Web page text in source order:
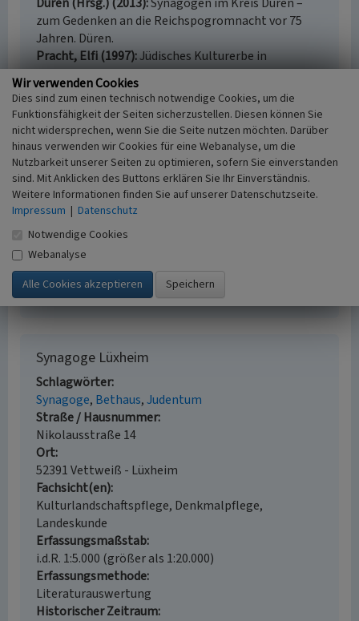
zum Gedenken an die Reichspogromnacht vor 75
Jahren. Düren.
Pracht, Elfi (1997) Jüdisches Kulturerbe in
Nordrhein-Westfalen, Teil I: Regierungsbezirk Köln.
(Beiträge zu den Bau- und Kunstdenkmälern im
Rheinland 34.1.) S. 129-131, Köln.
Reuter, Ursula (2014) Der Leuchter aus der Synagoge
in Vettweiß: zur Geschichte eines Objekts und seiner
Besitzer. In: Jahrbuch des Kreises Düren 2015, S. 97-
106. Düren. Online verfügbar:www.synagoge-
roedingen.lvr.de, Reuter 2015, abgerufen am
17.02.2023
Reuter, Ursula (2007)
frühen 19. bis zum Beginn des 21. Jahrhunderts.
(Geschichtlicher Atlas der Rheinlande, VIII.8.) S. 61-
62, Bonn.
Synagoge Lüxheim
Schlagwörter
Synagoge Bethaus Judentum
Straße / Hausnummer
Nikolausstraße 14
Ort
52391 Vettweiß - Lüxheim
Fachsicht(en)
Kulturlandschaftspflege, Denkmalpflege,
Landeskunde
Erfassungsmaßstab
i.d.R. 1:5.000 (größer als 1:20.000)
Erfassungsmethode
Literaturauswertung
Historischer Zeitraum
Wir verwenden Cookies
Dies sind zum einen technisch notwendige Cookies, um die
Funktionsfähigkeit der Seiten sicherzustellen. Diesen können Sie
nicht widersprechen, wenn Sie die Seite nutzen möchten. Darüber
hinaus verwenden wir Cookies für eine Webanalyse, um die
Nutzbarkeit unserer Seiten zu optimieren, sofern Sie einverstanden
sind. Mit Anklicken des Buttons erklären Sie Ihr Einverständnis.
Weitere Informationen finden Sie auf unserer Datenschutzseite.
Impressum | Datenschutz
Notwendige Cookies
Webanalyse